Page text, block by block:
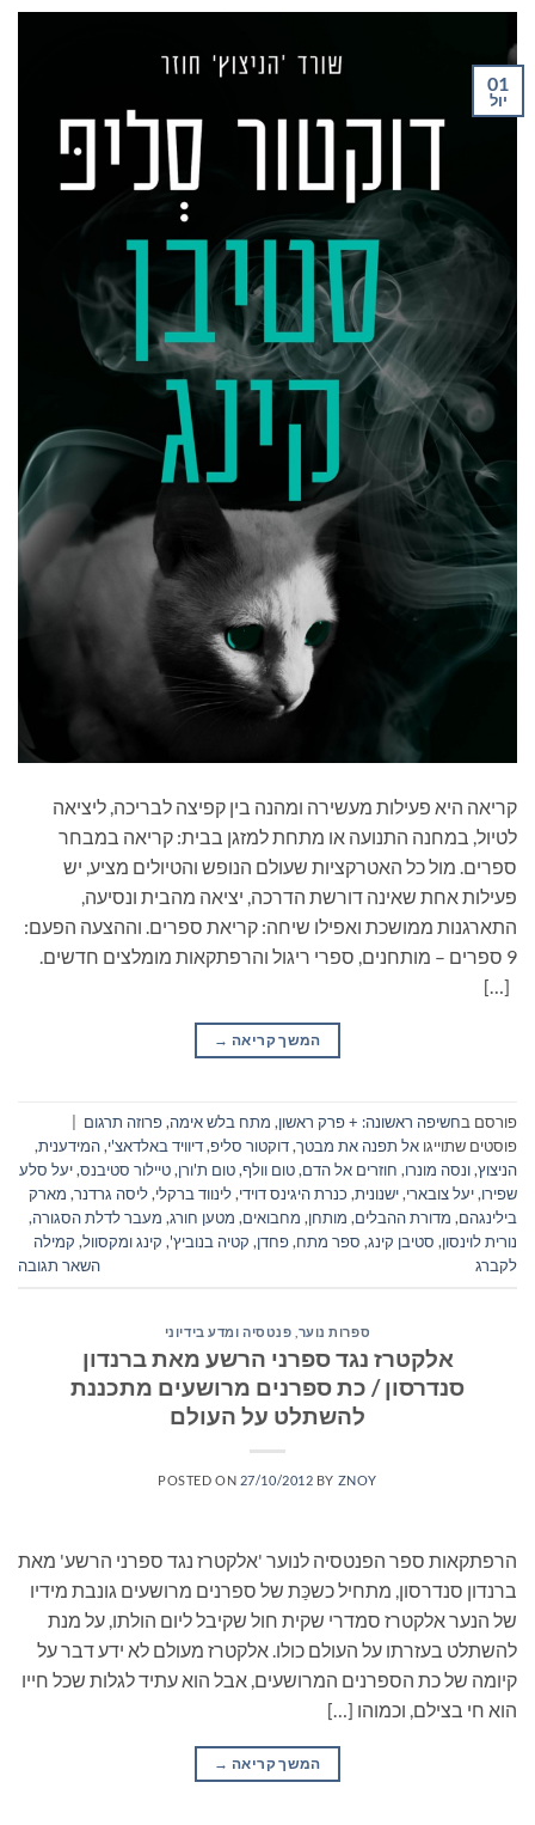
01
יול
קריאה היא פעילות מעשירה ומהנה בין קפיצה לבריכה, ליציאה
לטיול, במחנה התנועה או מתחת למזגן בבית: קריאה במבחר
ספרים. מול כל האטרקציות שעולם הנופש והטיולים מציע, יש
פעילות אחת שאינה דורשת הדרכה, יציאה מהבית ונסיעה,
התארגנות ממושכת ואפילו שיחה: קריאת ספרים. וההצעה הפעם:
9 ספרים – מותחנים, ספרי ריגול והרפתקאות מומלצים חדשים.
[…]
המשך קריאה →
פורסם בחשיפה ראשונה: + פרק ראשון, מתח בלש אימה,פרוזה תרגום
פוסטים שתוייגו אל תפנה את מבטך,דוקטור סליפ,דיוויד באלדאצ'י,המידענית,
הניצוץ,ונסה מונרו, חוזרים אל הדם,טום וולף,טום ת'ורן,טיילור סטיבנס,יעל סלע
שפירו,יעל צובארי,ישנונית, כנרת היגינס דוידי,לינווד ברקלי,ליסה גרדנר, מארק
בילינגהם, מדורת ההבלים, מותחן, מחבואים, מטען חורג, מעבר לדלת הסגורה,
נורית לוינסון, סטיבן קינג, ספר מתח,פחדן, קטיה בנוביץ', קינג ומקסוול, קמילה
לקברג
השאר תגובה
ספרות נוער פנטסיה ומדע בידיוני
אלקטרז נגד ספרני הרשע מאת ברנדון
סנדרסון / כת ספרנים מרושעים מתכננת
להשתלט על העולם
POSTED ON 27/10/2012 BY ZNOY
הרפתקאות ספר הפנטסיה לנוער 'אלקטרז נגד ספרני הרשע' מאת
ברנדון סנדרסון, מתחיל כשכַּת של ספרנים מרושעים גונבת מידיו
של הנער אלקטרז סמדרי שקית חול שקיבל ליום הולתו, על מנת
להשתלט בעזרתו על העולם כולו. אלקטרז מעולם לא ידע דבר על
קיומה של כת הספרנים המרושעים, אבל הוא עתיד לגלות שכל חייו
הוא חי בצילם, וכמוהו […]
המשך קריאה →